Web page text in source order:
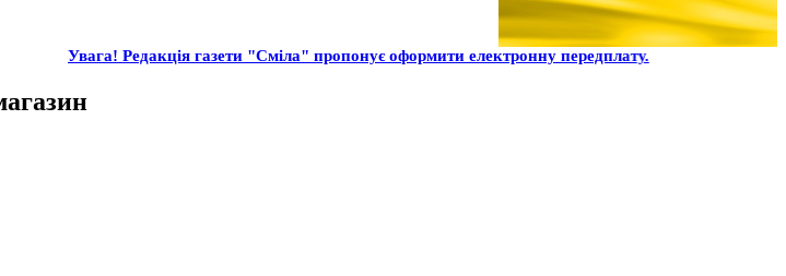
Увага! Редакція газети "Сміла" пропонує оформити електронну передплату.